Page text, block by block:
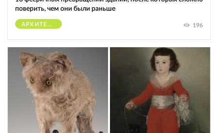
поверить, чем они были раньше
АРХИТЕКТУРА 196